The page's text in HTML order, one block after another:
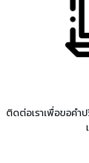
ติดต่อเราเพื่อขอคำ